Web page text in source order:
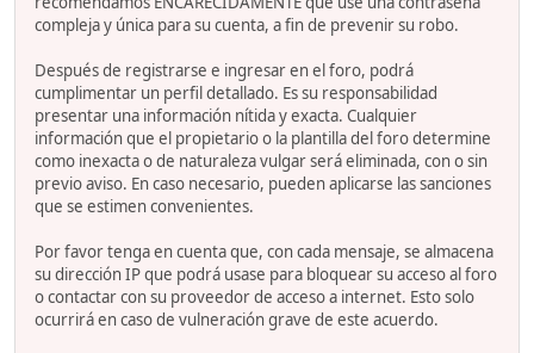
compleja y única para su cuenta, a fin de prevenir su robo.
Después de registrarse e ingresar en el foro, podrá
cumplimentar un perfil detallado. Es su responsabilidad
presentar una información nítida y exacta. Cualquier
información que el propietario o la plantilla del foro determine
como inexacta o de naturaleza vulgar será eliminada, con o sin
previo aviso. En caso necesario, pueden aplicarse las sanciones
que se estimen convenientes.
Por favor tenga en cuenta que, con cada mensaje, se almacena
su dirección IP que podrá usase para bloquear su acceso al foro
o contactar con su proveedor de acceso a internet. Esto solo
ocurrirá en caso de vulneración grave de este acuerdo.